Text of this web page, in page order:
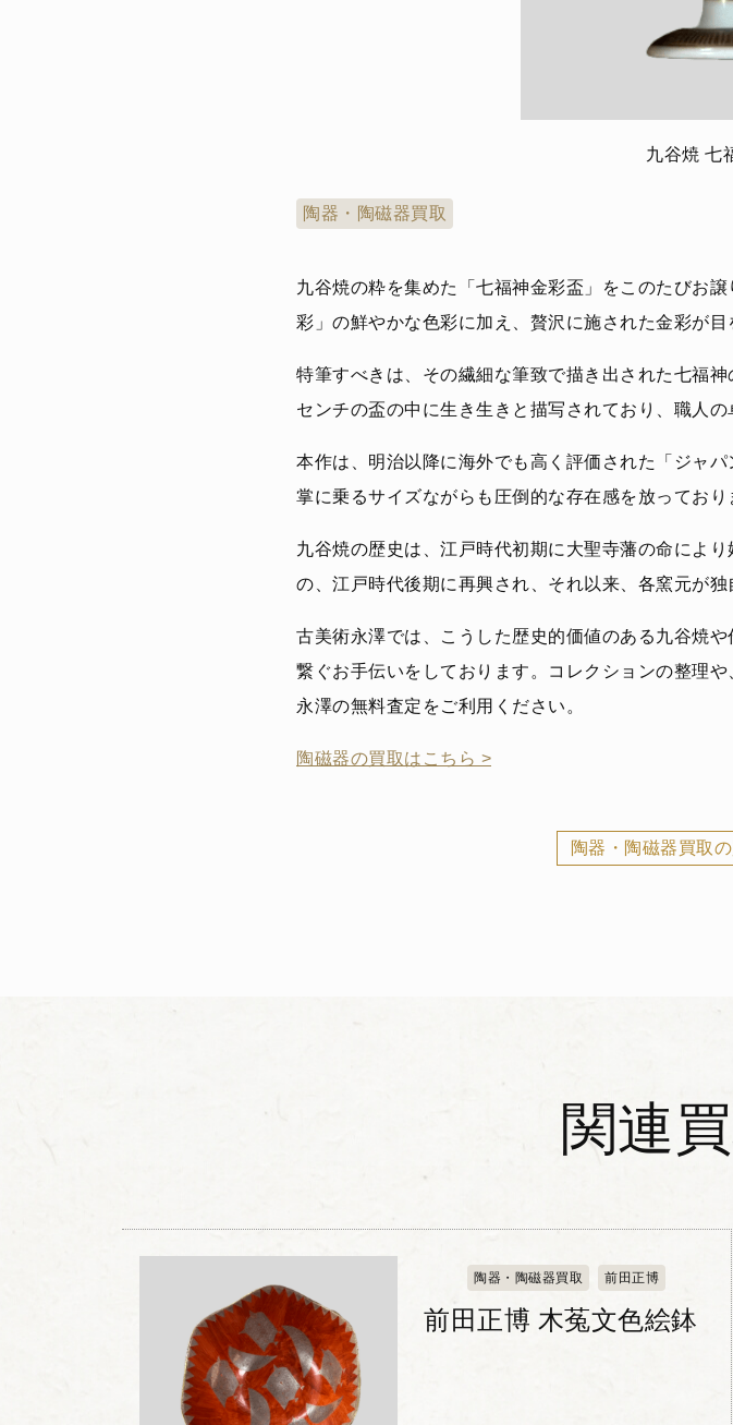
九谷焼 七
陶器・陶磁器買取
九谷焼の粋を集めた「七福神金彩盃」をこのたびお
彩」の鮮やかな色彩に加え、贅沢に施された金彩が目
特筆すべきは、その繊細な筆致で描き出された七福
センチの盃の中に生き生きと描写されており、職人
本作は、明治以降に海外でも高く評価された「ジャ
掌に乗るサイズながらも圧倒的な存在感を放っており
九谷焼の歴史は、江戸時代初期に大聖寺藩の命によ
の、江戸時代後期に再興され、それ以来、各窯元が独
古美術永澤では、こうした歴史的価値のある九谷焼
繋ぐお手伝いをしております。コレクションの整理
永澤の無料査定をご利用ください。
陶磁器の買取はこちら >
陶器・陶磁器買取
関連
陶器・陶磁器買取 前田正博
前田正博 木菟文色絵鉢